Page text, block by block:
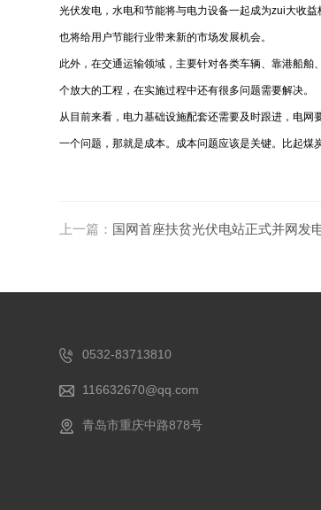
光伏发电，水电和节能将与电力设备一起成为zui大收
也将给用户节能行业带来新的市场发展机会。
此外，在交通运输领域，主要针对各类车辆、靠港船
个放大的工程，在实施过程中还有很多问题需要解决。
从目前来看，电力基础设施配套还需要及时跟进，电
一个问题，那就是成本。成本问题应该是关键。比起煤
上一篇： 国网首座扶贫光伏电站正式并网发
0532-83713810
116632670@qq.com
青岛市重庆中路878号